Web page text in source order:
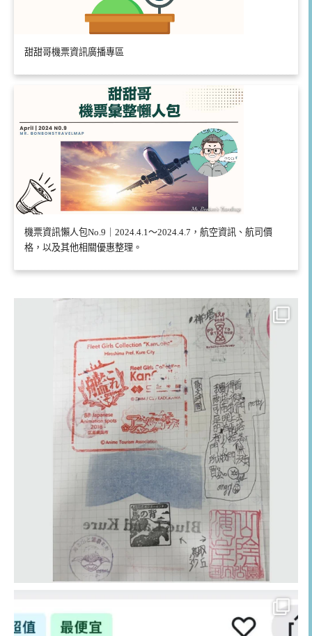
甜甜哥機票資訊廣播專區
機票資訊懶人包No.9｜2024.4.1～2024.4.7，航空資訊、航司價
格，以及其他相關優惠整理。